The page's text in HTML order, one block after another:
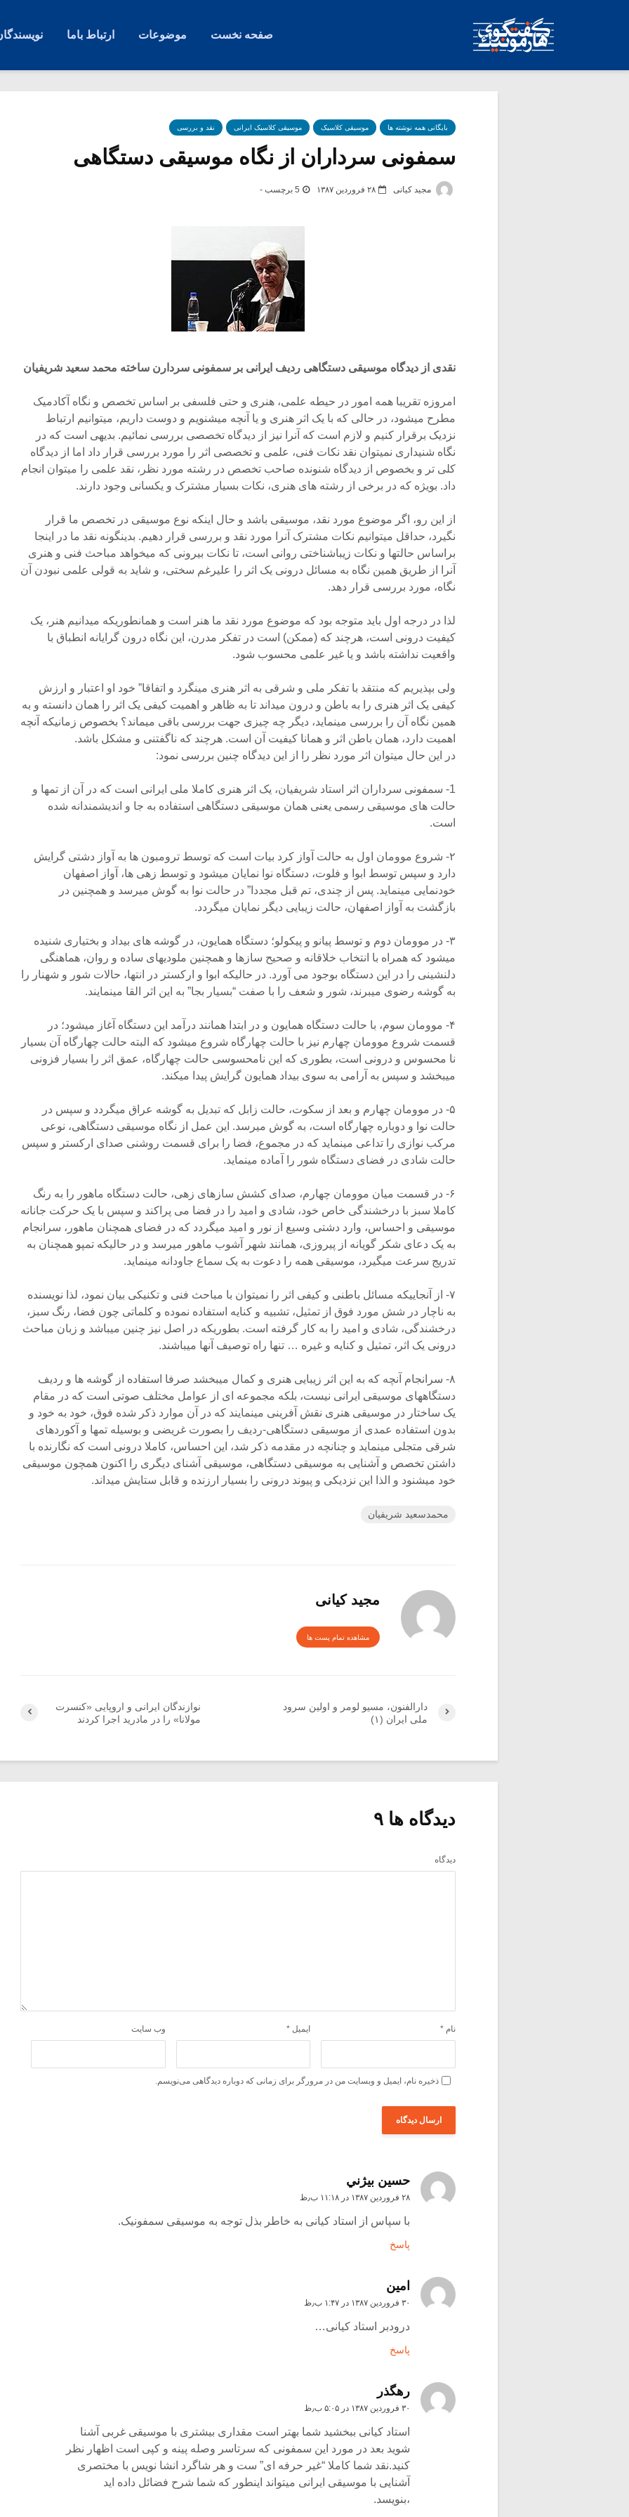
صفحه نخست موضوعات ارتباط باما
بایگانی همه نوشته ها موسیقی کلاسیک موسیقی کلاسیک ایرانی نقد و بررسی
سمفونی سرداران از نگاه موسیقی دستگاهی
مجید کیانی ۲۸ فروردین ۱۳۸۷ 5 برچسب -
نقدی از دیدگاه موسیقی دستگاهی ردیف ایرانی بر سمفونی سردارن ساخته محمد سعید شریفیان
امروزه تقریبا همه امور در حیطه علمی، هنری و حتی فلسفی بر اساس تخصص و نگاه آکادمیک
مطرح میشود، در حالی که با یک اثر هنری و یا آنچه میشنویم و دوست داریم، میتوانیم ارتباط
نزدیک برقرار کنیم و لازم است که آنرا نیز از دیدگاه تخصصی بررسی نمائیم. بدیهی است که در
نگاه شنیداری نمیتوان نقد نکات فنی، علمی و تخصصی اثر را مورد بررسی قرار داد اما از دیدگاه
کلی تر و بخصوص از دیدگاه شنونده صاحب تخصص در رشته مورد نظر، نقد علمی را میتوان انجام
داد. بویژه که در برخی از رشته های هنری، نکات بسیار مشترک و یکسانی وجود دارند.
از این رو، اگر موضوع مورد نقد، موسیقی باشد و حال اینکه نوع موسیقی در تخصص ما قرار
نگیرد، حداقل میتوانیم نکات مشترک آنرا مورد نقد و بررسی قرار دهیم. بدینگونه نقد ما در اینجا
براساس حالتها و نکات زیباشناختی روانی است، تا نکات بیرونی که میخواهد مباحث فنی و هنری
آنرا از طریق همین نگاه به مسائل درونی یک اثر را علیرغم سختی، و شاید به قولی علمی نبودن آن
نگاه، مورد بررسی قرار دهد.
لذا در درجه اول باید متوجه بود که موضوع مورد نقد ما هنر است و همانطوریکه میدانیم هنر، یک
کیفیت درونی است، هرچند که (ممکن) است در تفکر مدرن، این نگاه درون گرایانه انطباق با
واقعیت نداشته باشد و یا غیر علمی محسوب شود.
ولی بپذیریم که منتقد با تفکر ملی و شرقی به اثر هنری مینگرد و اتفاقا” خود او اعتبار و ارزش
کیفی یک اثر هنری را به باطن و درون میداند تا به ظاهر و اهمیت کیفی یک اثر را همان دانسته و به
همین نگاه آن را بررسی مینماید، دیگر چه چیزی جهت بررسی باقی میماند؟ بخصوص زمانیکه آنچه
اهمیت دارد، همان باطن اثر و همانا کیفیت آن است. هرچند که ناگفتنی و مشکل باشد.
در این حال میتوان اثر مورد نظر را از این دیدگاه چنین بررسی نمود:
1- سمفونی سرداران اثر استاد شریفیان، یک اثر هنری کاملا ملی ایرانی است که در آن از تمها و
حالت های موسیقی رسمی یعنی همان موسیقی دستگاهی استفاده به جا و اندیشمندانه شده
است.
۲- شروع موومان اول به حالت آواز کرد بیات است که توسط ترومبون ها به آواز دشتی گرایش
دارد و سپس توسط ابوا و فلوت، دستگاه نوا نمایان میشود و توسط زهی ها، آواز اصفهان
خودنمایی مینماید. پس از چندی، تم قبل مجددا” در حالت نوا به گوش میرسد و همچنین در
بازگشت به آواز اصفهان، حالت زیبایی دیگر نمایان میگردد.
۳- در موومان دوم و توسط پیانو و پیکولو؛ دستگاه همایون، در گوشه های بیداد و بختیاری شنیده
میشود که همراه با انتخاب خلاقانه و صحیح سازها و همچنین ملودیهای ساده و روان، هماهنگی
دلنشینی را در این دستگاه بوجود می آورد. در حالیکه ابوا و ارکستر در انتها، حالات شور و شهنار را
به گوشه رضوی میبرند، شور و شعف را با صفت “بسیار بجا” به این اثر القا مینمایند.
۴- موومان سوم، با حالت دستگاه همایون و در ابتدا همانند درآمد این دستگاه آغاز میشود؛ در
قسمت شروع موومان چهارم نیز با حالت چهارگاه شروع میشود که البته حالت چهارگاه آن بسیار
نا محسوس و درونی است، بطوری که این نامحسوسی حالت چهارگاه، عمق اثر را بسیار فزونی
میبخشد و سپس به آرامی به سوی بیداد همایون گرایش پیدا میکند.
۵- در موومان چهارم و بعد از سکوت، حالت زابل که تبدیل به گوشه عراق میگردد و سپس در
حالت نوا و دوباره چهارگاه است، به گوش میرسد. این عمل از نگاه موسیقی دستگاهی، نوعی
مرکب نوازی را تداعی مینماید که در مجموع، فضا را برای قسمت روشنی صدای ارکستر و سپس
حالت شادی در فضای دستگاه شور را آماده مینماید.
۶- در قسمت میان موومان چهارم، صدای کشش سازهای زهی، حالت دستگاه ماهور را به رنگ
کاملا سبز با درخشندگی خاص خود، شادی و امید را در فضا می پراکند و سپس با یک حرکت جانانه
موسیقی و احساس، وارد دشتی وسیع از نور و امید میگردد که در فضای همچنان ماهور، سرانجام
به یک دعای شکر گویانه از پیروزی، همانند شهر آشوب ماهور میرسد و در حالیکه تمپو همچنان به
تدریج سرعت میگیرد، موسیقی همه را دعوت به یک سماع جاودانه مینماید.
۷- از آنجاییکه مسائل باطنی و کیفی اثر را نمیتوان با مباحث فنی و تکنیکی بیان نمود، لذا نویسنده
به ناچار در شش مورد فوق از تمثیل، تشبیه و کنایه استفاده نموده و کلماتی چون فضا، رنگ سبز،
درخشندگی، شادی و امید را به کار گرفته است. بطوریکه در اصل نیز چنین میباشد و زبان مباحث
درونی یک اثر، تمثیل و کنایه و غیره … تنها راه توصیف آنها میباشند.
۸- سرانجام آنچه که به این اثر زیبایی هنری و کمال میبخشد صرفا استفاده از گوشه ها و ردیف
دستگاههای موسیقی ایرانی نیست، بلکه مجموعه ای از عوامل مختلف صوتی است که در مقام
یک ساختار در موسیقی هنری نقش آفرینی مینمایند که در آن موارد ذکر شده فوق، خود به خود و
بدون استفاده عمدی از موسیقی دستگاهی-ردیف را بصورت غریضی و بوسیله تمها و آکوردهای
شرقی متجلی مینماید و چنانچه در مقدمه ذکر شد، این احساس، کاملا درونی است که نگارنده با
داشتن تخصص و آشنایی به موسیقی دستگاهی، موسیقی آشنای دیگری را اکنون همچون موسیقی
خود میشنود و الذا این نزدیکی و پیوند درونی را بسیار ارزنده و قابل ستایش میداند.
محمدسعید شریفیان
مجید کیانی
مشاهده تمام پست ها
نوازندگان ایرانی و اروپایی «کنسرت
مولانا» را در مادرید اجرا کردند
دارالفنون، مسیو لومر و اولین سرود
ملی ایران (۱)
دیدگاه ها ۹
دیدگاه
نام * ایمیل * وب‌ سایت
ذخیره نام، ایمیل و وبسایت من در مرورگر برای زمانی که دوباره دیدگاهی می‌نویسم.
حسين بيژني
۲۸ فروردین ۱۳۸۷ در ۱۱:۱۸ ب٫ظ
با سپاس از استاد کیانی به خاطر بذل توجه به موسیقی سمفونیک.
پاسخ
امین
۳۰ فروردین ۱۳۸۷ در ۱:۴۷ ب٫ظ
درودبر استاد کیانی…
پاسخ
رهگذر
۳۰ فروردین ۱۳۸۷ در ۵:۰۵ ب٫ظ
استاد کیانی ببخشید شما بهتر است مقداری بیشتری با موسیقی غربی آشنا
شوید بعد در مورد این سمفونی که سرتاسر وصله پینه و کپی است اظهار نظر
کنید.نقد شما کاملا “غیر حرفه ای” ست و هر شاگرد انشا نویس با مختصری
آشنایی با موسیقی ایرانی میتواند اینطور که شما شرح فضائل داده اید
،بنویسد.